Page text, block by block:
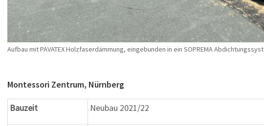
Aufbau mit PAVATEX Holzfaserdämmung, eingebunden in ein SOPREMA
Montessori Zentrum, Nürnberg
Bauzeit Neubau 2021/22